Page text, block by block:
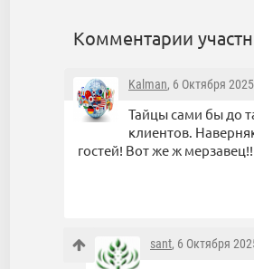
Комментарии
Kalman, 6 Октября
Тайцы сами бы до
клиентов.
гостей! Вот же ж
sant, 6 Октября